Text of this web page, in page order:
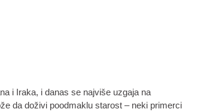
i Iraka, i danas se najviše uzgaja na
da doživi poodmaklu starost – neki primerci